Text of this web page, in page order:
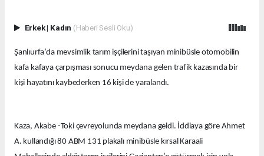
Erkek| Kadın (Haberi Sesli Oku)
Şanlıurfa’da mevsimlik tarım işçilerini taşıyan minibüsle otomobilin
kafa kafaya çarpışması sonucu meydana gelen trafik kazasında bir
kişi hayatını kaybederken 16 kişi de yaralandı.
Kaza, Akabe -Toki çevreyolunda meydana geldi. İddiaya göre Ahmet
A. kullandığı 80 ABM 131 plakalı minibüsle kırsal Karaali